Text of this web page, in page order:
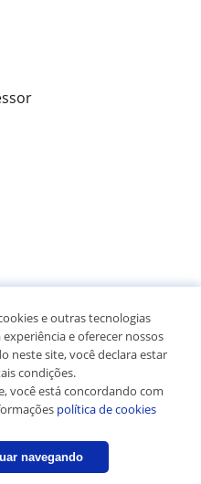
de alunos
particulares
particulares
e outras tecnologias
e oferecer nossos
neste site, você declara estar
condições.
você está concordando com
política de cookies
navegando